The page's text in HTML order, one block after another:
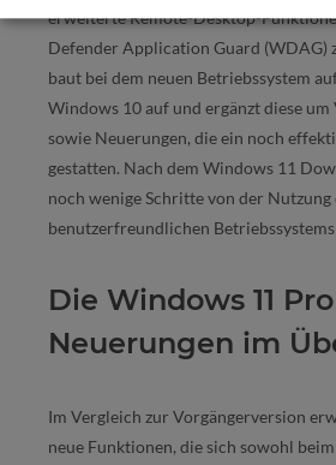
erweiterte Remote-Desktop-
Defender Application Guard (WDAG)
baut bei dem neuen Betriebssystem
Windows 10 auf und ergänzt diese um
sowie Neuerungen, die ein noch
gestatten. Nach dem Windows 11
noch wenige Schritte von der Nutzung
benutzerfreundlichen
Die Windows 11 Pro
Neuerungen im
Im Vergleich zur Vorgängerversion
neue Funktionen, die sich sowohl